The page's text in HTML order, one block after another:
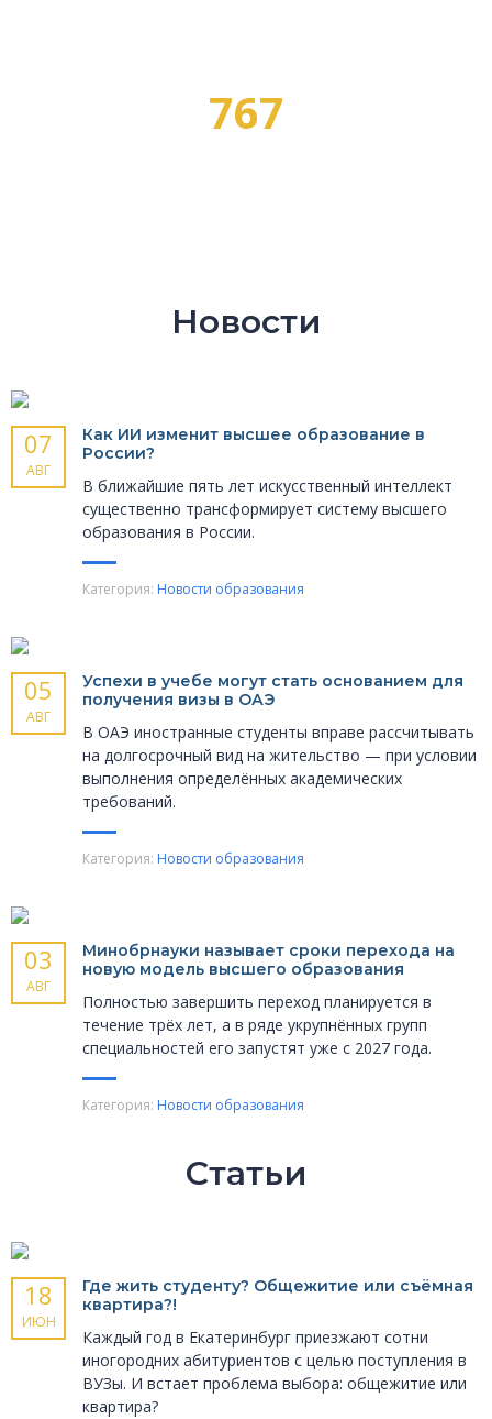
767
Новости
07
АВГ
Как ИИ изменит высшее образование в
России?
В ближайшие пять лет искусственный интеллект
существенно трансформирует систему высшего
образования в России.
Категория: Новости образования
05
АВГ
Успехи в учебе могут стать основанием для
получения визы в ОАЭ
В ОАЭ иностранные студенты вправе рассчитывать
на долгосрочный вид на жительство — при условии
выполнения определённых академических
требований.
Категория: Новости образования
03
АВГ
Минобрнауки называет сроки перехода на
новую модель высшего образования
Полностью завершить переход планируется в
течение трёх лет, а в ряде укрупнённых групп
специальностей его запустят уже с 2027 года.
Категория: Новости образования
Статьи
18
ИЮН
Где жить студенту? Общежитие или съёмная
квартира?!
Каждый год в Екатеринбург приезжают сотни
иногородних абитуриентов с целью поступления в
ВУЗы. И встает проблема выбора: общежитие или
квартира?